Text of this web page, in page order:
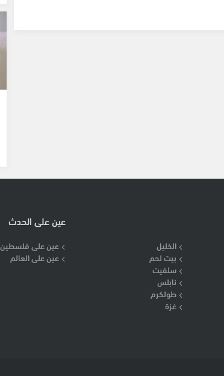
الخليل
بيت لحم
سلفيت
نابلس
طولكرم
غزة
عين على الحدث
عين على فلسطين
عين على العالم